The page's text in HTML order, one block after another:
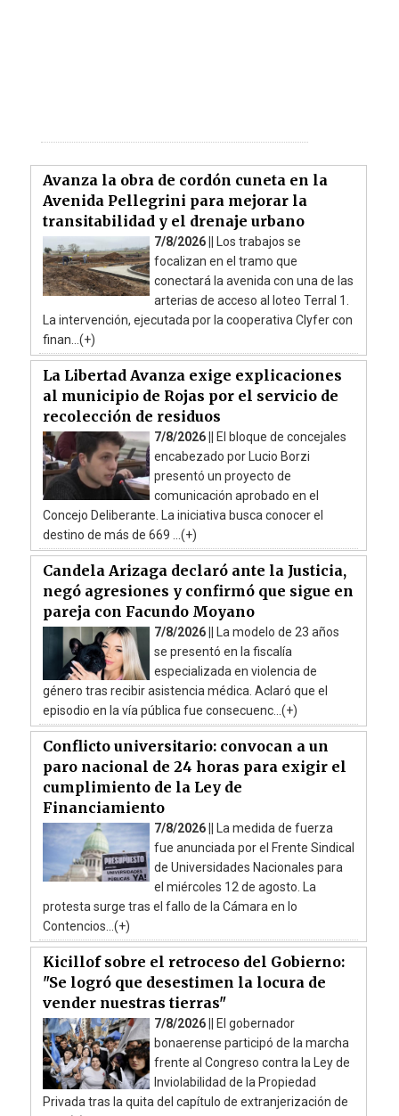
Avanza la obra de cordón cuneta en la
Avenida Pellegrini para mejorar la
transitabilidad y el drenaje urbano
7/8/2026 || Los trabajos se
focalizan en el tramo que
conectará la avenida con una de las
arterias de acceso al loteo Terral 1.
La intervención, ejecutada por la cooperativa Clyfer con
finan...(+)
La Libertad Avanza exige explicaciones
al municipio de Rojas por el servicio de
recolección de residuos
7/8/2026 || El bloque de concejales
encabezado por Lucio Borzi
presentó un proyecto de
comunicación aprobado en el
Concejo Deliberante. La iniciativa busca conocer el
destino de más de 669 ...(+)
Candela Arizaga declaró ante la Justicia,
negó agresiones y confirmó que sigue en
pareja con Facundo Moyano
7/8/2026 || La modelo de 23 años
se presentó en la fiscalía
especializada en violencia de
género tras recibir asistencia médica. Aclaró que el
episodio en la vía pública fue consecuenc...(+)
Conflicto universitario: convocan a un
paro nacional de 24 horas para exigir el
cumplimiento de la Ley de
Financiamiento
7/8/2026 || La medida de fuerza
fue anunciada por el Frente Sindical
de Universidades Nacionales para
el miércoles 12 de agosto. La
protesta surge tras el fallo de la Cámara en lo
Contencios...(+)
Kicillof sobre el retroceso del Gobierno:
"Se logró que desestimen la locura de
vender nuestras tierras"
7/8/2026 || El gobernador
bonaerense participó de la marcha
frente al Congreso contra la Ley de
Inviolabilidad de la Propiedad
Privada tras la quita del capítulo de extranjerización de